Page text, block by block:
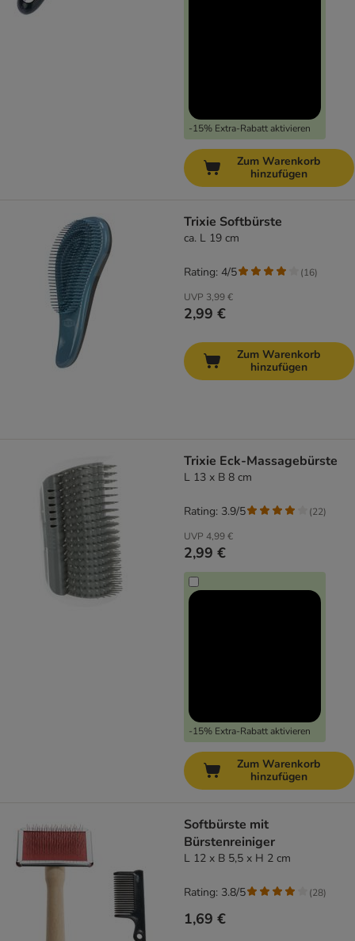
-15% Extra-Rabatt aktivieren
Zum Warenkorb
hinzufügen
Trixie Softbürste
ca. L 19 cm
UVP 3,99 €
2,99 €
Rating: 4/5 (16)
Zum Warenkorb
hinzufügen
Trixie Eck-Massagebürste
L 13 x B 8 cm
UVP 4,99 €
2,99 €
-15% Extra-Rabatt aktivieren
Rating: 3.9/5 (22)
Zum Warenkorb
hinzufügen
Softbürste mit
Bürstenreiniger
L 12 x B 5,5 x H 2 cm
1,69 €
Rating: 3.8/5 (28)